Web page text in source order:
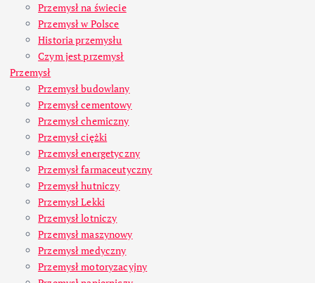
Przemysł na świecie
Przemysł w Polsce
Historia przemysłu
Czym jest przemysł
Przemysł
Przemysł budowlany
Przemysł cementowy
Przemysł chemiczny
Przemysł ciężki
Przemysł energetyczny
Przemysł farmaceutyczny
Przemysł hutniczy
Przemysł Lekki
Przemysł lotniczy
Przemysł maszynowy
Przemysł medyczny
Przemysł motoryzacyjny